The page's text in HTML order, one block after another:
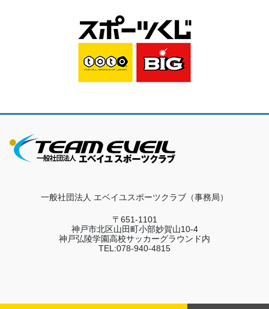
一般社団法人 エベイユスポーツクラブ（事務局）
〒651-1101
神戸市北区山田町小部妙賀山10-4
神戸弘陵学園高校サッカーグラウンド内
TEL:078-940-4815